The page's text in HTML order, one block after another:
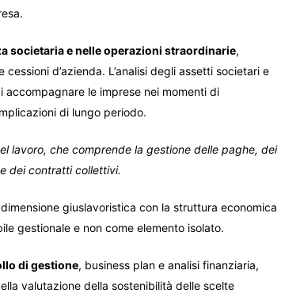
societaria e nelle operazioni straordinarie,
d’azienda. L’analisi degli assetti societari e
le imprese nei momenti di
di lungo periodo.
lavoro, che comprende la gestione delle paghe, dei
dei contratti collettivi.
giuslavoristica con la struttura economica
gestionale e non come elemento isolato.
di gestione, business plan e analisi finanziaria,
valutazione della sostenibilità delle scelte